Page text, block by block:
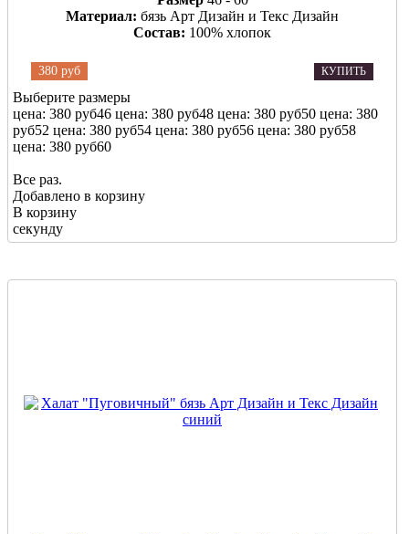
Материал: бязь Арт Дизайн и Текс Дизайн
Состав: 100% хлопок
380 руб КУПИТЬ
Выберите размеры
цена: 380 руб46 цена: 380 руб48 цена: 380 руб50 цена: 380
руб52 цена: 380 руб54 цена: 380 руб56 цена: 380 руб58
цена: 380 руб60
Все раз.
Добавлено в корзину
В корзину
секунду